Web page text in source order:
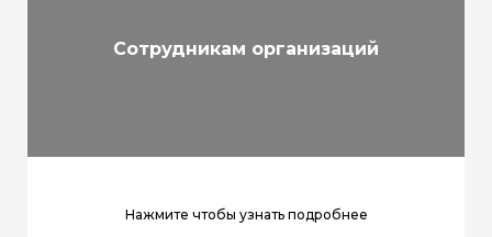
Сотрудникам организаций
Нажмите чтобы узнать подробнее